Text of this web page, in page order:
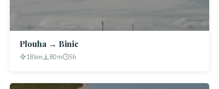
Plouha → Binic
18 km 80 m 5h